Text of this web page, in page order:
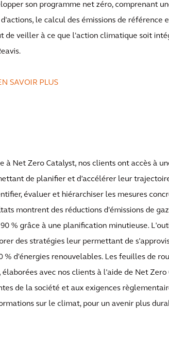
son programme net zéro, comprenant
le calcul des émissions de référence
de veiller à ce que l'action climatique soit
SAVOIR PLUS
à Net Zero Catalyst, nos clients ont accès à
de planifier et d’accélérer leur
évaluer et hiérarchiser les mesures
montrent des réductions d'émissions de
90 % grâce à une planification minutieuse.
des stratégies leur permettant de
% d'énergies renouvelables. Les feuilles de
élaborées avec nos clients à l'aide de Net
de la société et aux exigences
sur le climat, pour un avenir plus